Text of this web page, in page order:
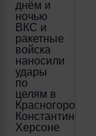
днём и
ночью
ВКС и
ракетные
войска
наносили
удары
по
целям в
Красногоровке,
Константиновке,
Херсоне